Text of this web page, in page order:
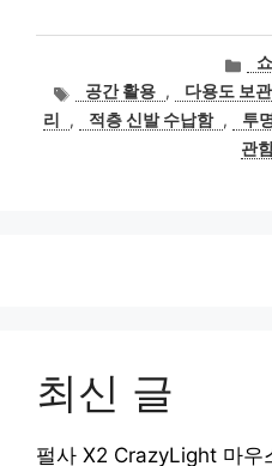
카
테
고
리
태
그
공간 활용 , 다용도 보
리
, 적층 신발 수납함 , 투
관
최신 글
펄사 X2 CrazyLight 마우